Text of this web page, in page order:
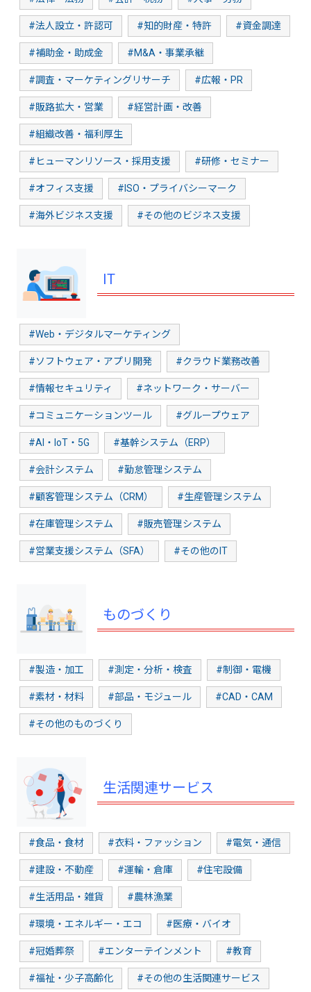
#法人設立・許認可 #知的財産・特許 #資金調達
#補助金・助成金 #M&A・事業承継
#調査・マーケティングリサーチ #広報・PR
#販路拡大・営業 #経営計画・改善
#組織改善・福利厚生
#ヒューマンリソース・採用支援 #研修・セミナー
#オフィス支援 #ISO・プライバシーマーク
#海外ビジネス支援 #その他のビジネス支援
IT
#Web・デジタルマーケティング
#ソフトウェア・アプリ開発 #クラウド業務改善
#情報セキュリティ #ネットワーク・サーバー
#コミュニケーションツール #グループウェア
#AI・IoT・5G #基幹システム（ERP）
#会計システム #勤怠管理システム
#顧客管理システム（CRM） #生産管理システム
#在庫管理システム #販売管理システム
#営業支援システム（SFA） #その他のIT
ものづくり
#製造・加工 #測定・分析・検査 #制御・電機
#素材・材料 #部品・モジュール #CAD・CAM
#その他のものづくり
生活関連サービス
#食品・食材 #衣料・ファッション #電気・通信
#建設・不動産 #運輸・倉庫 #住宅設備
#生活用品・雑貨 #農林漁業
#環境・エネルギー・エコ #医療・バイオ
#冠婚葬祭 #エンターテインメント #教育
#福祉・少子高齢化 #その他の生活関連サービス